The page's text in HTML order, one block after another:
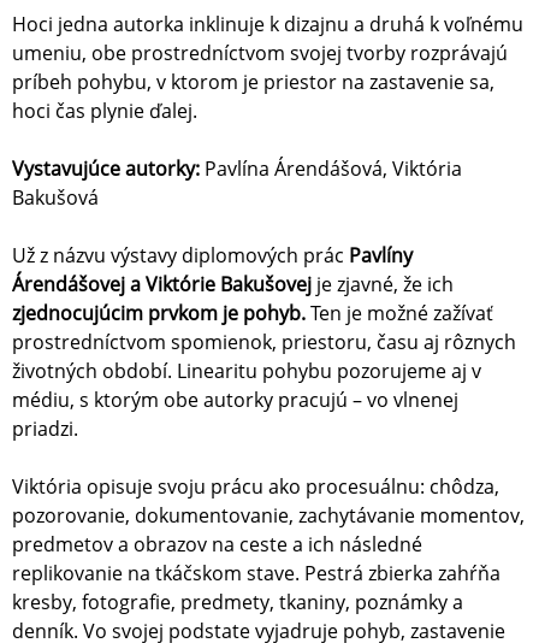
Hoci jedna autorka inklinuje k dizajnu a druhá k voľnému
umeniu, obe prostredníctvom svojej tvorby rozprávajú
príbeh pohybu, v ktorom je priestor na zastavenie sa,
hoci čas plynie ďalej.
Vystavujúce autorky: Pavlína Árendášová, Viktória
Bakušová
Už z názvu výstavy diplomových prác Pavlíny
Árendášovej a Viktórie Bakušovej je zjavné, že ich
zjednocujúcim prvkom je pohyb.Ten je možné zažívať
prostredníctvom spomienok, priestoru, času aj rôznych
životných období. Linearitu pohybu pozorujeme aj v
médiu, s ktorým obe autorky pracujú – vo vlnenej
priadzi.
Viktória opisuje svoju prácu ako procesuálnu: chôdza,
pozorovanie, dokumentovanie, zachytávanie momentov,
predmetov a obrazov na ceste a ich následné
replikovanie na tkáčskom stave. Pestrá zbierka zahŕňa
kresby, fotografie, predmety, tkaniny, poznámky a
denník. Vo svojej podstate vyjadruje pohyb, zastavenie